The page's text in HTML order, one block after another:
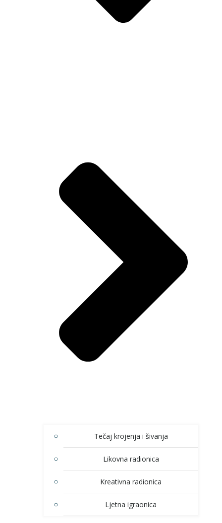
Tečaj krojenja i šivanja
Likovna radionica
Kreativna radionica
Ljetna igraonica